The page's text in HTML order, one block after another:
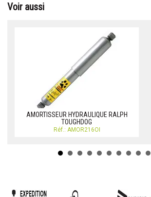
Voir aussi
AMORTISSEUR HYDRAULIQUE RALPH
TOUGHDOG
Réf.: AMOR216OI